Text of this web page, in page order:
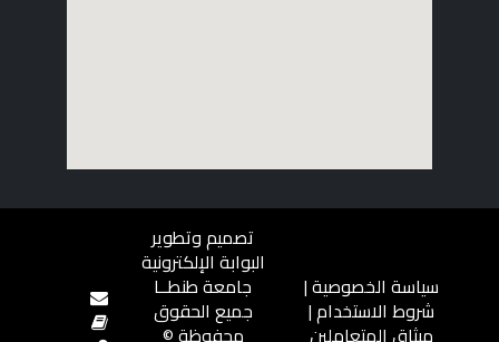
سياسة الخصوصية|
شروط الاستخدام|
ميثاق المتعاملين
تصميم وتطوير
البوابة الإلكترونية
جامعة طنطــا
جميع الحقوق
محفوظة ©